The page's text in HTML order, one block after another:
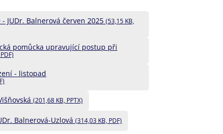
JUDr. Balnerová červen 2025 (53,15 KB,
pomůcka upravující postup při
- listopad
(201,68 KB, PPTX)
Balnerová-Uzlová (314,03 KB, PDF)